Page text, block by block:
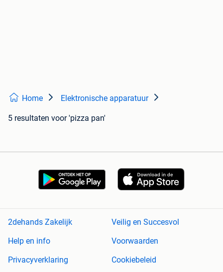
Home Elektronische apparatuur
5 resultaten voor 'pizza pan'
2dehands Zakelijk
Veilig en Succesvol
Help en info
Voorwaarden
Privacyverklaring
Cookiebeleid